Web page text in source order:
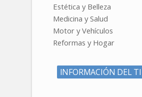
Estética y Belleza
Medicina y Salud
Motor y Vehículos
Reformas y Hogar
INFORMACIÓN DEL